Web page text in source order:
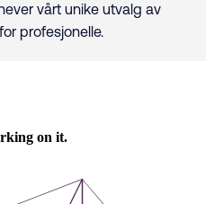
vårt unike utvalg av
profesjonelle.